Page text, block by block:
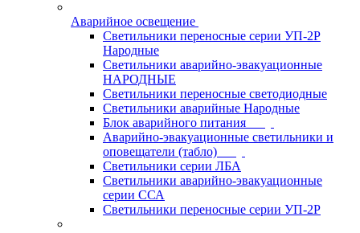
Аварийное освещение
Светильники переносные серии УП-2Р
Народные
Светильники аварийно-эвакуационные
НАРОДНЫЕ
Светильники переносные светодиодные
Светильники аварийные Народные
Блок аварийного питания
Аварийно-эвакуационные светильники и
оповещатели (табло)
Светильники серии ЛБА
Светильники аварийно-эвакуационные
серии ССА
Светильники переносные серии УП-2Р